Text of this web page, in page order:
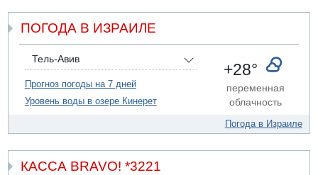
06.08.2026 12:06
США не будут давить на Израиль в вопросе Ливана
06.08.2026 11:41
Трое подростков ограбили сексшоп в Холоне
Взрыв в Северном Тель-Авиве
06.08.2026 08:11
Израиль провел испытания системы противоракетной
обороны "Хец"
ПОГОДА В ИЗРАИЛЕ
Тель-Авив
Прогноз погоды на 7 дней
Уровень воды в озере Кинерет
+28°
переменная
облачность
Погода в Израиле
КАССА BRAVO! *3221